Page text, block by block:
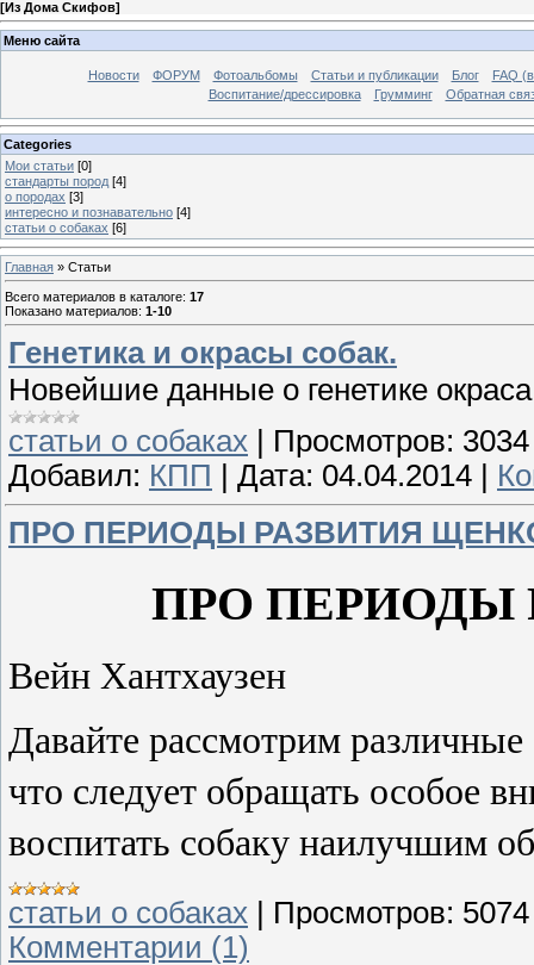
[Из Дома Скифов]
Меню сайта
Новости ФОРУМ Фотоальбомы Статьи и публикации Блог
FAQ
Воспитание/дрессировка
Грумминг Обратная
Categories
Мои статьи [0]
стандарты пород [4]
о породах [3]
интересно и познавательно [4]
статьи о собаках [6]
Главная » Статьи
Всего материалов в каталоге: 17
Показано материалов: 1-10
Генетика и окрасы собак.
Новейшие данные о генетике
статьи о собаках
Просмотров: 3034
Добавил: КПП Дата: 04.04.2014
ПРО ПЕРИОДЫ РАЗВИТИЯ
ПРО ПЕРИОДЫ
Вейн Хантхаузен
Давайте рассмотрим
что следует обращать особое
воспитать собаку наилучшим
статьи о собаках | Просмотров: 5074
Комментарии (1)